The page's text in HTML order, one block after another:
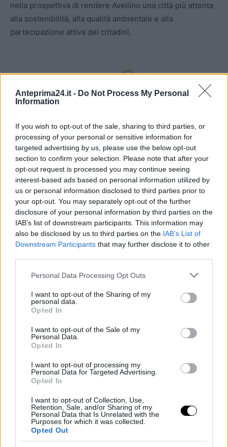
Anteprima24.it - Do Not Process My Personal
Information
If you wish to opt-out of the sale, sharing to third parties, or
processing of your personal or sensitive information for
targeted advertising by us, please use the below opt-out
section to confirm your selection. Please note that after your
opt-out request is processed you may continue seeing
interest-based ads based on personal information utilized by
us or personal information disclosed to third parties prior to
your opt-out. You may separately opt-out of the further
disclosure of your personal information by third parties on the
IAB’s list of downstream participants. This information may
also be disclosed by us to third parties on the IAB’s List of
Downstream Participants that may further disclose it to other
Please note that this website/app uses one or more Google
not limited to your visit or usage behaviour. You may click to
grant or deny consent to Google and its third-party tags to
use your data for below specified purposes in below Google
consent section.
Personal Data Processing Opt Outs
I want to opt-out of the Sharing of my
personal data.
Opted In
I want to opt-out of the Sale of my
Personal Data.
Opted In
I want to opt-out of processing my
Personal Data for Targeted Advertising.
Opted In
I want to opt-out of Collection, Use,
Retention, Sale, and/or Sharing of my
Personal Data that Is Unrelated with the
Purposes for which it was collected.
Opted Out
nella prospettiva di rendere Avellino una città più attenta
alla sostenibilità, alla qualità ambientale e alla
partecipazione attiva dei cittadini.